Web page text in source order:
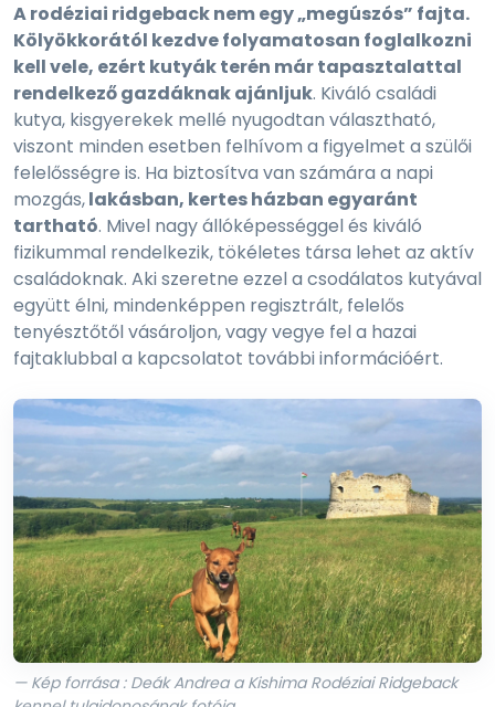
A rodéziai ridgeback nem egy „megúszós” fajta.
Kölyökkorától kezdve folyamatosan foglalkozni
kell vele, ezért kutyák terén már tapasztalattal
rendelkező gazdáknak ajánljuk. Kiváló családi
kutya, kisgyerekek mellé nyugodtan választható,
viszont minden esetben felhívom a figyelmet a szülői
felelősségre is. Ha biztosítva van számára a napi
mozgás,lakásban, kertes házban egyaránt
tartható. Mivel nagy állóképességgel és kiváló
fizikummal rendelkezik, tökéletes társa lehet az aktív
családoknak. Aki szeretne ezzel a csodálatos kutyával
együtt élni, mindenképpen regisztrált, felelős
tenyésztőtől vásároljon, vagy vegye fel a hazai
fajtaklubbal a kapcsolatot további információért.
— Kép forrása : Deák Andrea a Kishima Rodéziai Ridgeback